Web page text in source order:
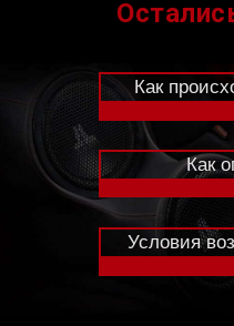
Как
Как
Условия